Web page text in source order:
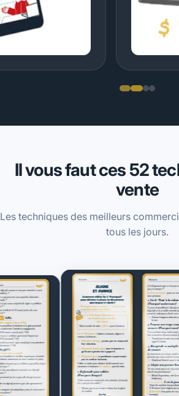
Il vous faut ces 52
vente
Les techniques des meilleurs
tous les jours.